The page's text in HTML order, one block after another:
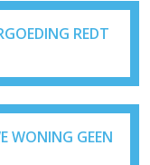
REDT
WONING GEEN